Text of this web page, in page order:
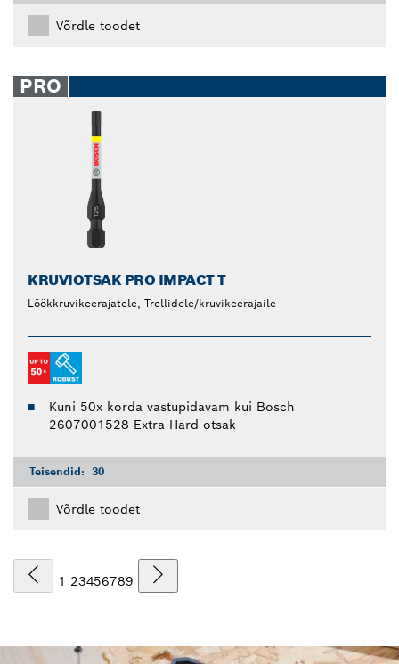
Võrdle toodet
PRO
KRUVIOTSAK PRO IMPACT T
Löökkruvikeerajatele, Trellidele/kruvikeerajaile
Kuni 50x korda vastupidavam kui Bosch
2607001528 Extra Hard otsak
Teisendid: 30
Võrdle toodet
1 23456789